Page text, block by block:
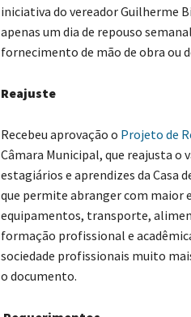
iniciativa do vereador Guilherme
apenas um dia de repouso
fornecimento de mão de obra ou
Reajuste
Recebeu aprovação o Projeto de
Câmara Municipal, que reajusta
estagiários e aprendizes da Casa
que permite abranger com maior
equipamentos, transporte,
formação profissional e
sociedade profissionais muito
o documento.